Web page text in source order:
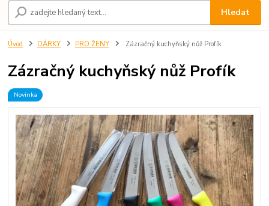
Hledat
Úvod DÁRKY PRO ŽENY Zázračný kuchyňský nůž Profík
Zázračný kuchyňský nůž Profík
Novinka